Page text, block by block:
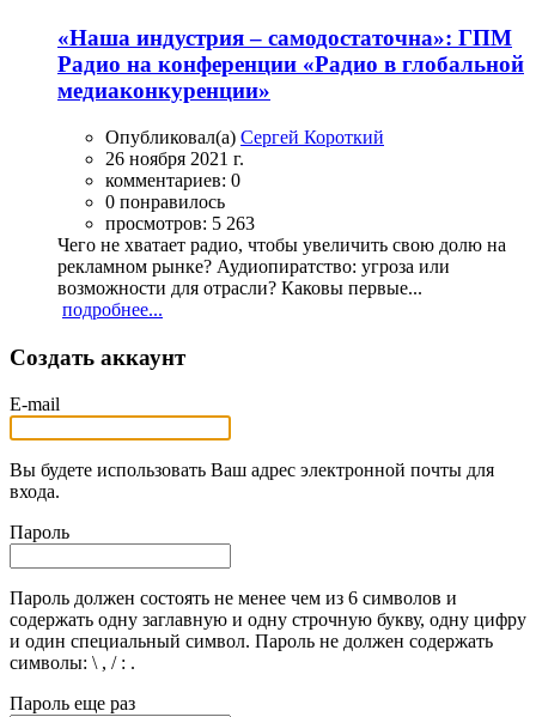
«Наша индустрия – самодостаточна»: ГПМ
Радио на конференции «Радио в глобальной
медиаконкуренции»
Опубликовал(а) Сергей Короткий
26 ноября 2021 г.
комментариев: 0
0 понравилось
просмотров: 5 263
Чего не хватает радио, чтобы увеличить свою долю на
рекламном рынке? Аудиопиратство: угроза или
возможности для отрасли? Каковы первые...
подробнее...
Создать аккаунт
E-mail
Вы будете использовать Ваш адрес электронной почты для
входа.
Пароль
Пароль должен состоять не менее чем из 6 символов и
содержать одну заглавную и одну строчную букву, одну цифру
и один специальный символ. Пароль не должен содержать
символы: \ , / : .
Пароль еще раз